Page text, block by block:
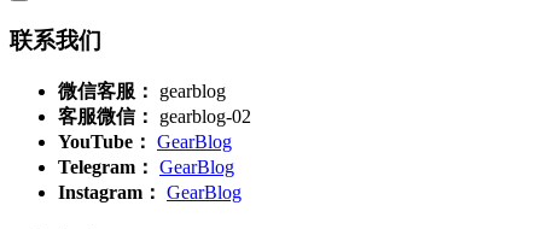
联系我们
微信客服：
gearblog
客服微信：
gearblog-02
YouTube： GearBlog
Telegram： GearBlog
Instagram： GearBlog